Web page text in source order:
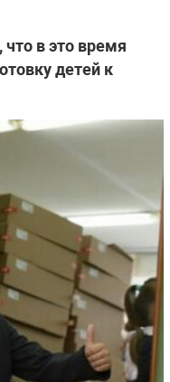
в это время
детей к